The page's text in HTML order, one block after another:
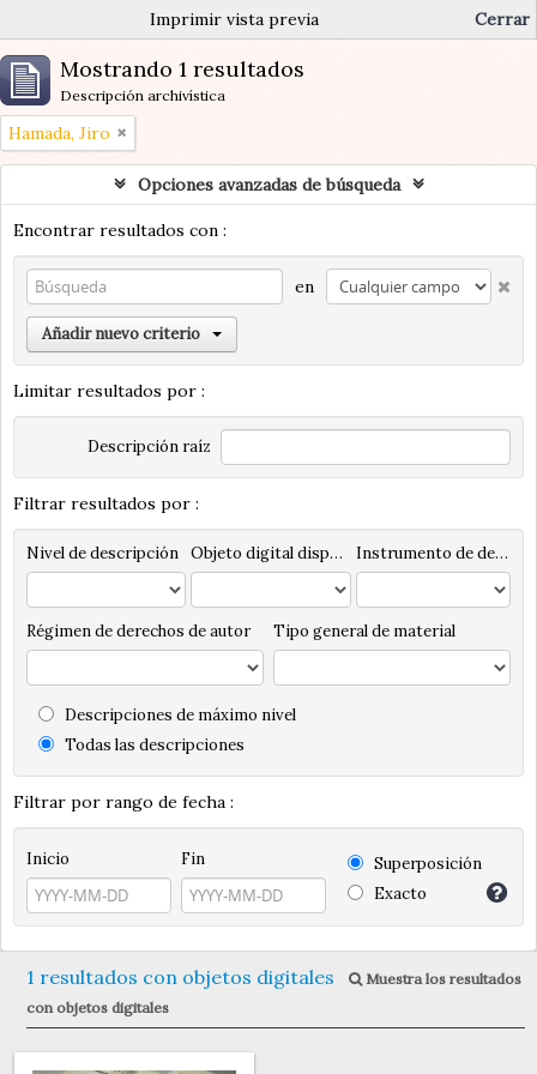
Imprimir vista previa Cerrar
Mostrando 1 resultados
Descripción archivística
Hamada, Jiro
Opciones avanzadas de búsqueda
Encontrar resultados con :
en
Añadir nuevo criterio
Limitar resultados por :
Descripción raíz
Filtrar resultados por :
Nivel de descripción Objeto digital disponibles Instrumento de descripción
Régimen de derechos de autor Tipo general de material
Descripciones de máximo nivel
Todas las descripciones
Filtrar por rango de fecha :
Inicio Fin
Superposición
Exacto
1 resultados con objetos digitales
Muestra los resultados
con objetos digitales